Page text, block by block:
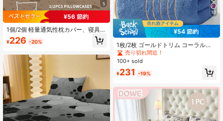
5
¥56 節約
1個/2個 軽量通気性枕カバー、寝具、
黒&白カートゥーンハート、ソフト枕
カバー、エンベロープクロージャ
を改善、枕インサートなし、リビン
グルーム&ホーム、ルームデコレーシ
ョン、夏に適しています
¥226 -20%
10
¥54 節約
1枚/2枚 ゴールドトリム コーラルフ
リース バスルーム装飾タオル(軽量&
薄手)、吸水性抜群 毛羽立ちにくい
ユニセックス ビーチ/バスタオル、大
サイズ 70"X140" または特大 90"X1
70" シャワータオル ビューティーサ
ロン、ホテル、スポーツ、ホームエ
ッセンシャルズ、スキンケア
売り切れ間近！
100+ sold
¥231 -19%